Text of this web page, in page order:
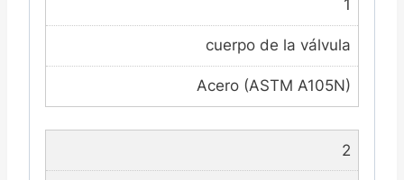
1
cuerpo de la válvula
Acero (ASTM A105N)
2